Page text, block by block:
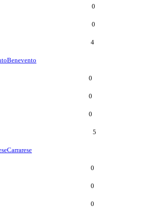
0
0
4
Benevento
0
0
0
5
Carrarese
0
0
0